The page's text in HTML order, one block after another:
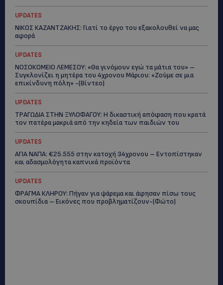
UPDATES
ΝΙΚΟΣ ΚΑΖΑΝΤΖΑΚΗΣ: Γιατί το έργο του εξακολουθεί να μας
αφορά
UPDATES
ΝΟΣΟΚΟΜΕΙΟ ΛΕΜΕΣΟΥ: «Θα γινόμουν εγώ τα μάτια του» –
Συγκλονίζει η μητέρα του 4χρονου Μάριου: «Ζούμε σε μια
επικίνδυνη πόλη» -(Βίντεο)
UPDATES
ΤΡΑΓΩΔΙΑ ΣΤΗΝ ΞΥΛΟΦΑΓΟΥ: Η δικαστική απόφαση που κρατά
τον πατέρα μακριά από την κηδεία των παιδιών του
UPDATES
ΑΓΙΑ ΝΑΠΑ: €25.555 στην κατοχή 34χρονου – Εντοπίστηκαν
και αδασμολόγητα καπνικά προϊόντα
UPDATES
ΦΡΑΓΜΑ ΚΛΗΡΟΥ: Πήγαν για ψάρεμα και άφησαν πίσω τους
σκουπίδια – Εικόνες που προβληματίζουν-(Φώτο)